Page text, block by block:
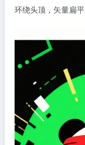
环绕头顶，矢量扁平